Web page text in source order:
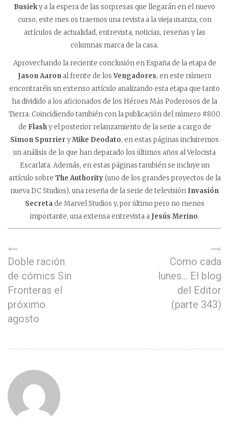
Busieky a la espera de las sorpresas que llegarán en el nuevo
curso, este mes os traemos una revista a la vieja usanza, con
artículos de actualidad, entrevista, noticias, reseñas y las
columnas marca de la casa.
Aprovechando la reciente conclusión enEspaña de la etapa de
Jason Aaronal frente de losVengadores, en este número
encontraréis un extenso artículo analizando esta etapa que tanto
ha dividido a los aficionados de los Héroes Más Poderosos de la
Tierra. Coincidiendo también con la publicación del número #800
de Flashy el posterior relanzamiento de la serie a cargo de
Simon Spurrier yMike Deodato, en estas páginas incluiremos
un análisis de lo que han deparado los últimos años al Velocista
Escarlata. Además, en estas páginas también se incluye un
artículo sobre The Authority(uno de los grandes proyectos de la
nueva DC Studios), una reseña de la serie de televisión Invasión
Secretade Marvel Studios y, por último pero no menos
importante, una extensa entrevista a Jesús Merino.
Doble ración
de cómics Sin
Fronteras el
próximo
agosto
Como cada
lunes… El blog
del Editor
(parte 343)